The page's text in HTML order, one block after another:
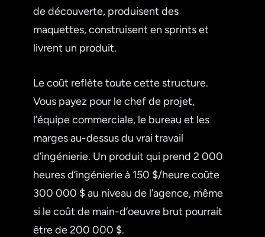
de découverte, produisent des
maquettes, construisent en sprints et
livrent un produit.
Le coût reflète toute cette structure.
Vous payez pour le chef de projet,
l’équipe commerciale, le bureau et les
marges au-dessus du vrai travail
d’ingénierie. Un produit qui prend 2 000
heures d’ingénierie à 150 $/heure coûte
300 000 $ au niveau de l’agence, même
si le coût de main-d’oeuvre brut pourrait
être de 200 000 $.